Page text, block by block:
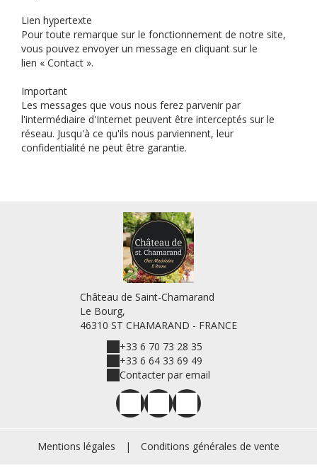
Lien hypertexte
Pour toute remarque sur le fonctionnement de notre site,
vous pouvez envoyer un message en cliquant sur le
lien « Contact ».
Important
Les messages que vous nous ferez parvenir par
l'intermédiaire d'Internet peuvent être interceptés sur le
réseau. Jusqu'à ce qu'ils nous parviennent, leur
confidentialité ne peut être garantie.
Château de Saint-Chamarand
Le Bourg,
46310 ST CHAMARAND - FRANCE
+33 6 70 73 28 35
+33 6 64 33 69 49
Contacter par email
Mentions légales | Conditions générales de vente